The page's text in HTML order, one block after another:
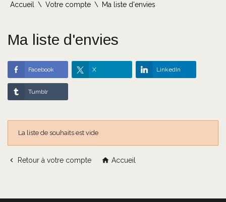
Accueil Votre compte Ma liste d'envies
Ma liste d'envies
Facebook X LinkedIn
Tumblr
La liste de souhaits est vide
 Retour à votre compte  Accueil